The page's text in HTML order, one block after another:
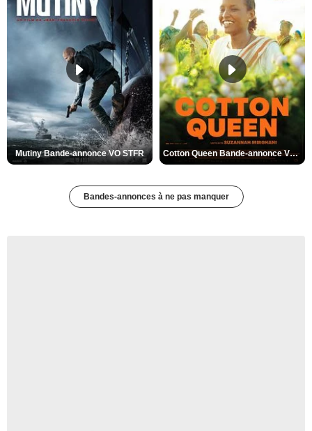
Mutiny Bande-annonce VO STFR Cotton Queen Bande-annonce VO STFR
Bandes-annonces à ne pas manquer